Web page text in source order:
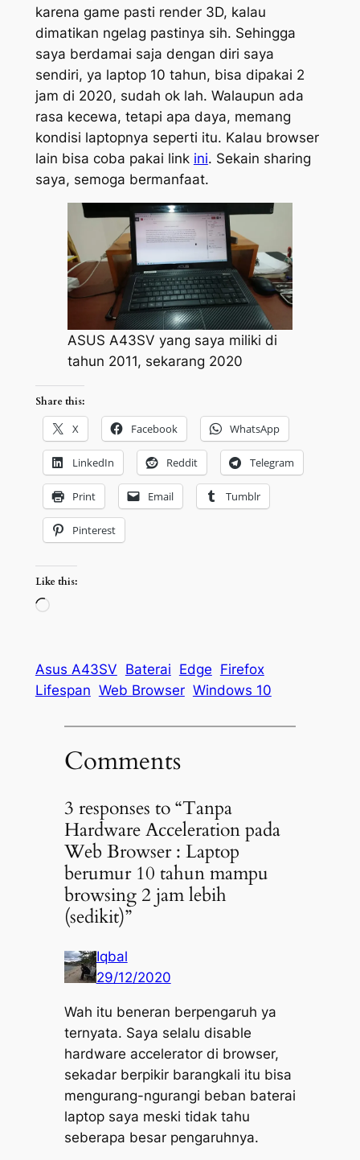
karena game pasti render 3D, kalau
dimatikan ngelag pastinya sih. Sehingga
saya berdamai saja dengan diri saya
sendiri, ya laptop 10 tahun, bisa dipakai 2
jam di 2020, sudah ok lah. Walaupun ada
rasa kecewa, tetapi apa daya, memang
kondisi laptopnya seperti itu. Kalau browser
lain bisa coba pakai link ini. Sekain sharing
saya, semoga bermanfaat.
ASUS A43SV yang saya miliki di
tahun 2011, sekarang 2020
Share this:
X Facebook WhatsApp
LinkedIn Reddit Telegram
Print Email Tumblr
Pinterest
Like this:
Loading…
Asus A43SV Baterai Edge Firefox
Lifespan Web Browser Windows 10
Comments
3 responses to “Tanpa
Hardware Acceleration pada
Web Browser : Laptop
berumur 10 tahun mampu
browsing 2 jam lebih
(sedikit)”
Iqbal
29/12/2020
Wah itu beneran berpengaruh ya
ternyata. Saya selalu disable
hardware accelerator di browser,
sekadar berpikir barangkali itu bisa
mengurang-ngurangi beban baterai
laptop saya meski tidak tahu
seberapa besar pengaruhnya.